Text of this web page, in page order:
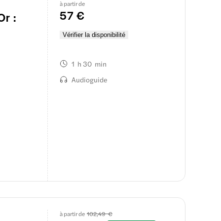
:
à partir de
57 €
Vérifier la disponibilité
1 h 30 min
Audioguide
à partir de 102,49 €